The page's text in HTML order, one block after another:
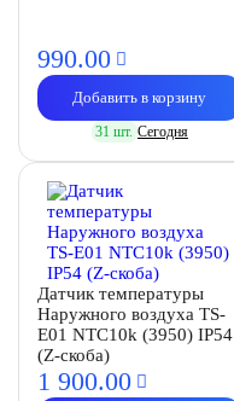
990.00
Добавить в корзину
31 шт. Сегодня
Датчик температуры
Наружного воздуха TS-
E01 NTC10k (3950) IP54
(Z-скоба)
1 900.00